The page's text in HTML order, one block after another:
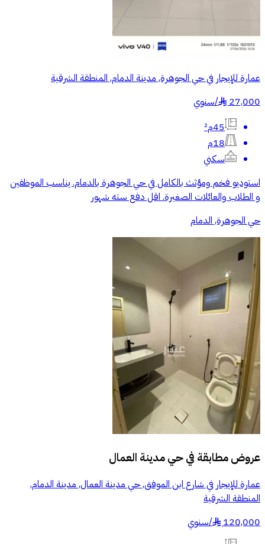
عمارة للإيجار في حي الجوهرة, مدينة الدمام, المنطقة الشرقية
27,000
§
/سنوي
45م²
18م
سكني
استوديو فخم ومؤثث بالكامل في حي الجوهرة بالدمام. يناسب الموظفين
و الطلاب والعائلات الصغيرة. اقل دفع سته شهور
حي الجوهرة, الدمام
عروض مطابقة فيحي مدينة العمال
عمارة للإيجار في شارع ابن الموفق, حي مدينة العمال, مدينة الدمام,
المنطقة الشرقية
120,000
§
/سنوي